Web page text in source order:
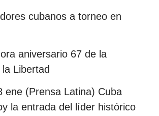
cubanos a torneo en
aniversario 67 de la
Libertad
ene (Prensa Latina) Cuba
la entrada del líder histórico